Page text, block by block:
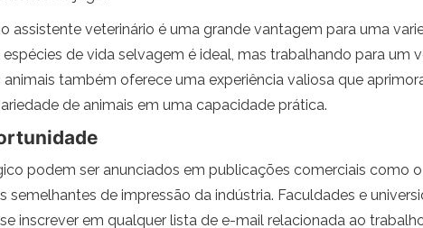
assistente veterinário é uma grande vantagem para uma
de vida selvagem é ideal, mas trabalhando para um
também oferece uma experiência valiosa que
de animais em uma capacidade prática.
podem ser anunciados em publicações comerciais como
de impressão da indústria. Faculdades e
inscrever em qualquer lista de e-mail relacionada ao